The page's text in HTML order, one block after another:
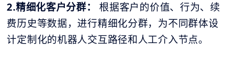
2.精细化客户分群：
根据客户的价值、行为、续
费历史等数据，进行精细化分群，为不同群体设
计定制化的机器人交互路径和人工介入节点。